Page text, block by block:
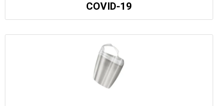
COVID-19